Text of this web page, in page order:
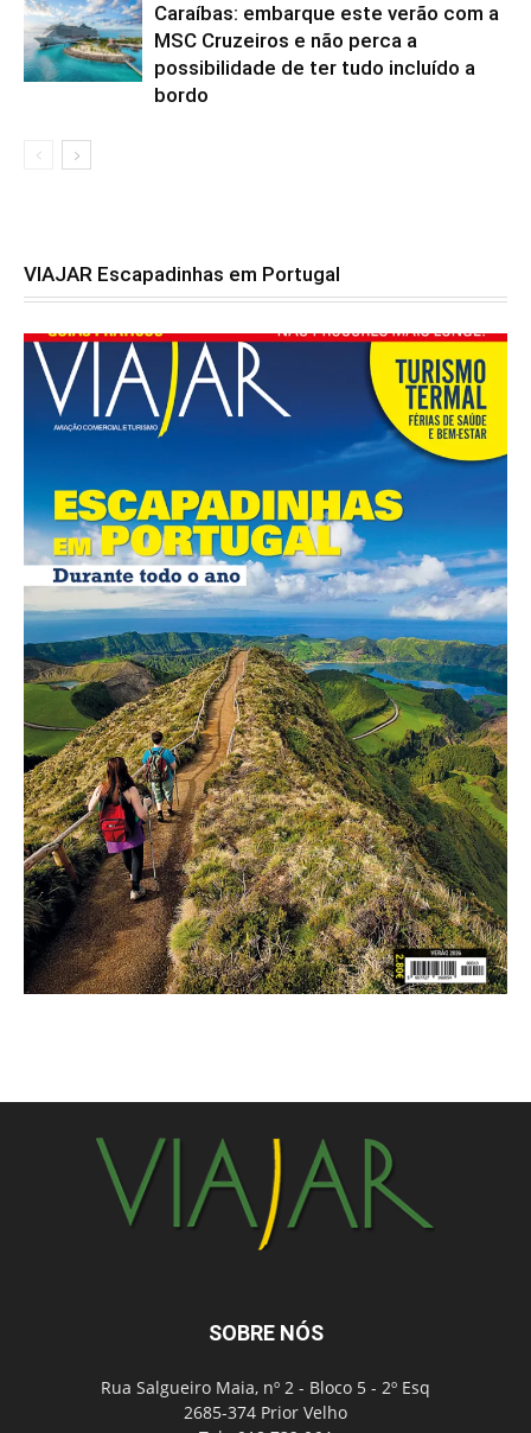
Caraíbas: embarque este verão com a
MSC Cruzeiros e não perca a
possibilidade de ter tudo incluído a
bordo
VIAJAR Escapadinhas em Portugal
SOBRE NÓS
Rua Salgueiro Maia, nº 2 - Bloco 5 - 2º Esq
2685-374 Prior Velho